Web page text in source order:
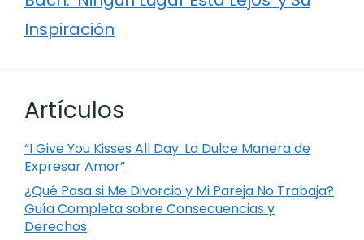
Inspiración
Artículos
“I Give You Kisses All Day: La Dulce Manera de
Expresar Amor”
¿Qué Pasa si Me Divorcio y Mi Pareja No Trabaja?
Guía Completa sobre Consecuencias y
Derechos